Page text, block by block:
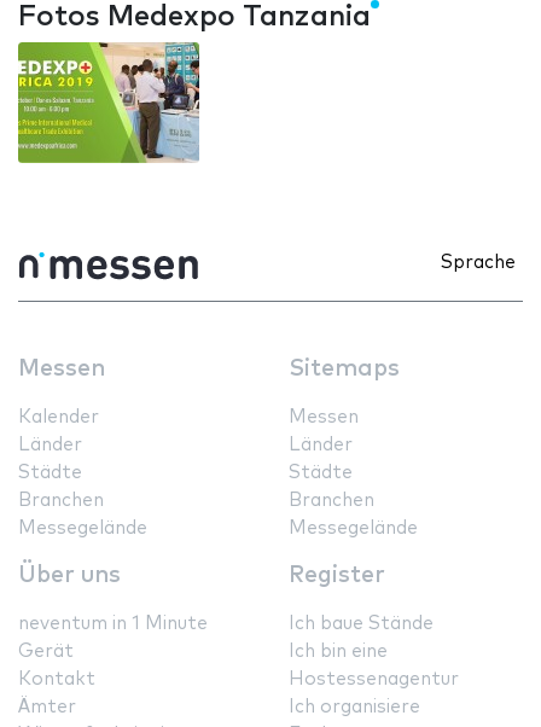
Fotos Medexpo Tanzania
Sprache
Messen
Kalender
Länder
Städte
Branchen
Messegelände
Sitemaps
Messen
Länder
Städte
Branchen
Messegelände
Über uns
neventum in 1 Minute
Gerät
Kontakt
Ämter
Register
Ich baue Stände
Ich bin eine
Hostessenagentur
Ich organisiere